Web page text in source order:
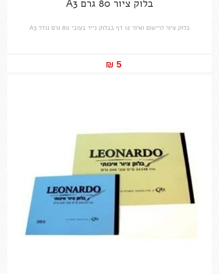
בלוק ציור 80 גרם A3
בלוק ציור לרישום ואיור 12 דף בבלוק נייר בעובי 80 גרם גודל A3
5 ₪‎